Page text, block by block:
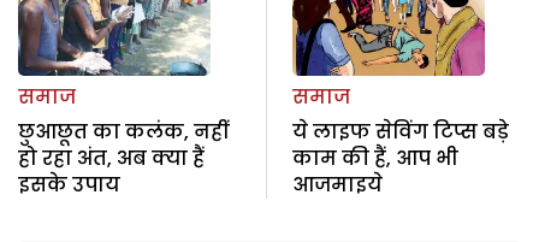
समाज
छुआछूत का कलंक, नहीं
हो रहा अंत, अब क्या हैं
इसके उपाय
समाज
ये लाइफ सेविंग टिप्स बड़े
काम की हैं, आप भी
आजमाइये